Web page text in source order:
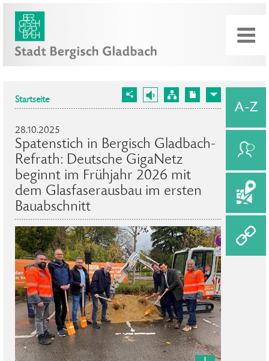
Startseite
28.10.2025
Spatenstich in Bergisch Gladbach-
Refrath: Deutsche GigaNetz
beginnt im Frühjahr 2026 mit
dem Glasfaserausbau im ersten
Bauabschnitt